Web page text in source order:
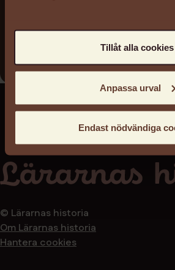
Tillåt alla cookies
Anpassa urval
Endast nödvändiga
TAM-Arkiv
© Lärarnas historia
Om Lärarnas historia
Hantera cookies